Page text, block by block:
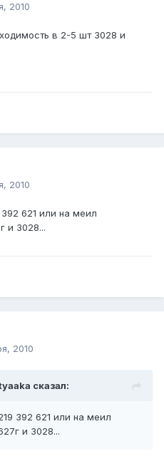
2010
в 2-5 шт 3028 и
2010
621 или на меил
и 3028...
2010
сказал:
392 621 или на меил
и 3028...